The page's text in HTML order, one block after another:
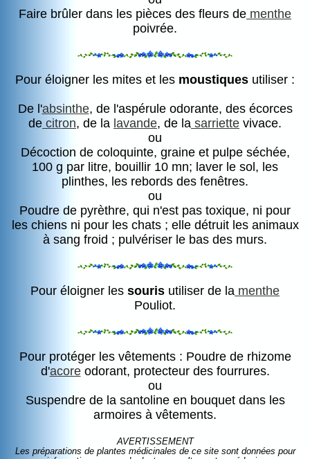
Faire brûler dans les pièces des fleurs de menthe
poivrée.
Pour éloigner les mites et les moustiques utiliser :
De l'absinthe, de l'aspérule odorante, des écorces
de citron, de la lavande, de la sarriette vivace.
ou
Décoction de coloquinte, graine et pulpe séchée,
100 g par litre, bouillir 10 mn; laver le sol, les
plinthes, les rebords des fenêtres.
ou
Poudre de pyrèthre, qui n'est pas toxique, ni pour
les chiens ni pour les chats ; elle détruit les animaux
à sang froid ; pulvériser le bas des murs.
Pour éloigner les souris utiliser de la menthe
Pouliot.
Pour protéger les vêtements : Poudre de rhizome
d'acoreodorant, protecteur des fourrures.
ou
Suspendre de la santoline en bouquet dans les
armoires à vêtements.
AVERTISSEMENT
Les préparations de plantes médicinales de ce site sont données pour